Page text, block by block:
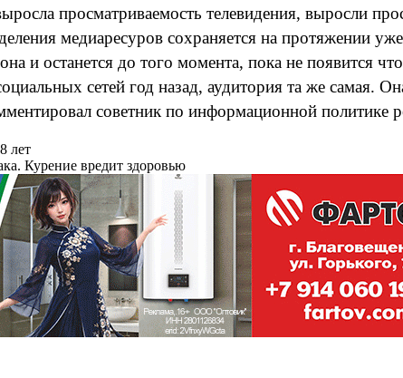
просматриваемость телевидения, выросли
медиаресуров сохраняется на протяжении
и останется до того момента, пока не появится
сетей год назад, аудитория та же самая.
советник по информационной политике
лет
Курение вредит здоровью